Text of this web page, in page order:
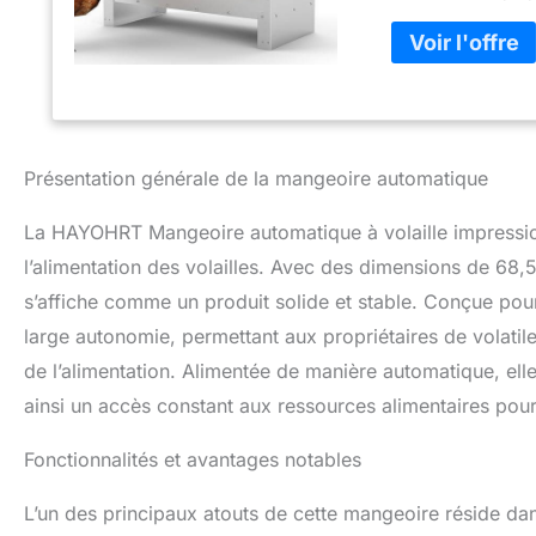
mangeoires à
qui permet
pour empêcher
mangeoires en
pas, ne pourrit
couvercle
laveurs et autres
nous permet
les bords, la
vos poules,
poulet Gravity
Présentation générale de la mangeoire automatique
La HAYOHRT Mangeoire automatique à volaille
l’alimentation des volailles. Avec des dimensions de
s’affiche comme un produit solide et stable. Conçue
large autonomie, permettant aux propriétaires de
de l’alimentation. Alimentée de manière automatique,
ainsi un accès constant aux ressources alimentaires
Fonctionnalités et avantages notables
L’un des principaux atouts de cette mangeoire réside